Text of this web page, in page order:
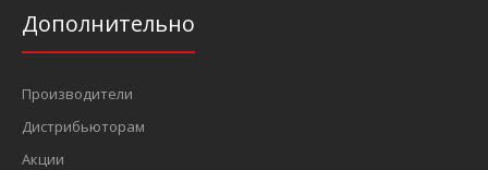
ХарактеристикиРазмер : 1/4 "Фильтр: 5UДиапазон (кгс/см2):
Дополнительно
Производители
Дистрибьюторам
Акции